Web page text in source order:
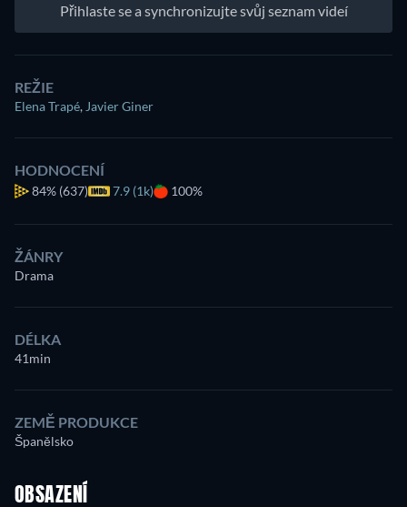
Přihlaste se a synchronizujte svůj seznam videí
REŽIE
Elena Trapé, Javier Giner
HODNOCENÍ
84% (637) 7.9 (1k) 100%
ŽÁNRY
Drama
DÉLKA
41min
ZEMĚ PRODUKCE
Španělsko
OBSAZENÍ